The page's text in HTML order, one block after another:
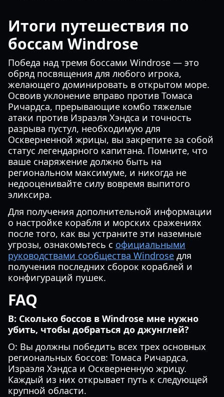
Итоги путешествия по
боссам Windrose
Победа над тремя боссами Windrose — это
обряд посвящения для любого игрока,
желающего доминировать в открытом море.
Освоив уклонение вправо против Томаса
Ричардса, прерывающие комбо тяжелые
атаки против Израэля Хэндса и точность
разрыва пустул, необходимую для
Оскверненной жрицы, вы закрепите за собой
статус легендарного капитана. Помните, что
ваше снаряжение должно быть на
региональном максимуме, и никогда не
недооценивайте силу вовремя выпитого
эликсира.
Для получения дополнительной информации
о настройке корабля и морских сражениях
после того, как вы устраните эти наземные
угрозы, ознакомьтесь с официальными
руководствами сообщества Windrose для
получения последних сборок кораблей и
конфигураций пушек.
FAQ
В: Сколько боссов в Windrose мне нужно
убить, чтобы добраться до джунглей?
О: Вы должны победить всех трех основных
региональных боссов: Томаса Ричардса,
Израэля Хэндса и Оскверненную жрицу.
Каждый из них открывает путь к следующей
крупной области.